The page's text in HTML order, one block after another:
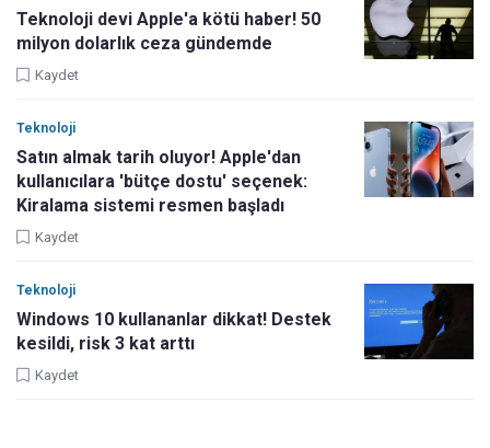
Teknoloji devi Apple'a kötü haber! 50
milyon dolarlık ceza gündemde
Kaydet
Teknoloji
Satın almak tarih oluyor! Apple'dan
kullanıcılara 'bütçe dostu' seçenek:
Kiralama sistemi resmen başladı
Kaydet
Teknoloji
Windows 10 kullananlar dikkat! Destek
kesildi, risk 3 kat arttı
Kaydet